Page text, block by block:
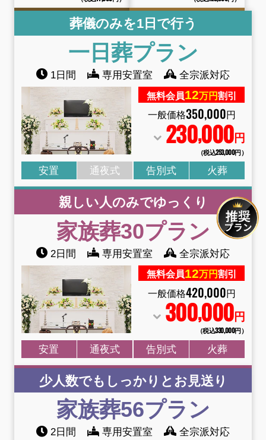
葬儀のみを1日で行う
一日葬プラン
1日間 専用安置室 全宗派対応
無料会員12万円割引
一般価格350,000円
230,000円
（税込253,000円）
安置 通夜式 告別式 火葬
親しい人のみでゆっくり
家族葬30プラン
2日間 専用安置室 全宗派対応
無料会員12万円割引
一般価格420,000円
300,000円
（税込330,000円）
安置 通夜式 告別式 火葬
少人数でもしっかりとお見送り
家族葬56プラン
2日間 専用安置室 全宗派対応